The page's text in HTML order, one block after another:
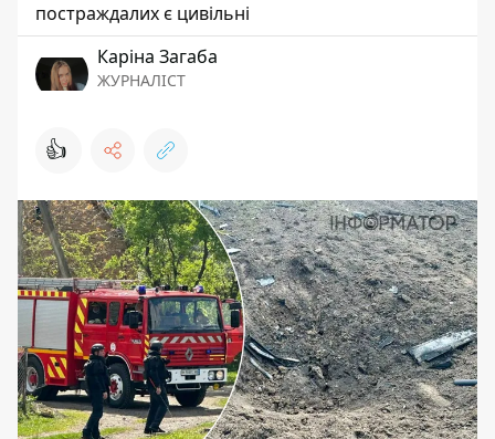
постраждалих є цивільні
Каріна Загаба
ЖУРНАЛІСТ
👍